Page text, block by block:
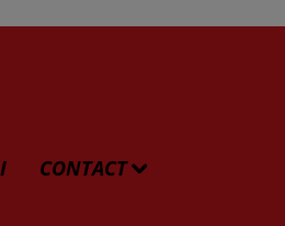
CONTACT